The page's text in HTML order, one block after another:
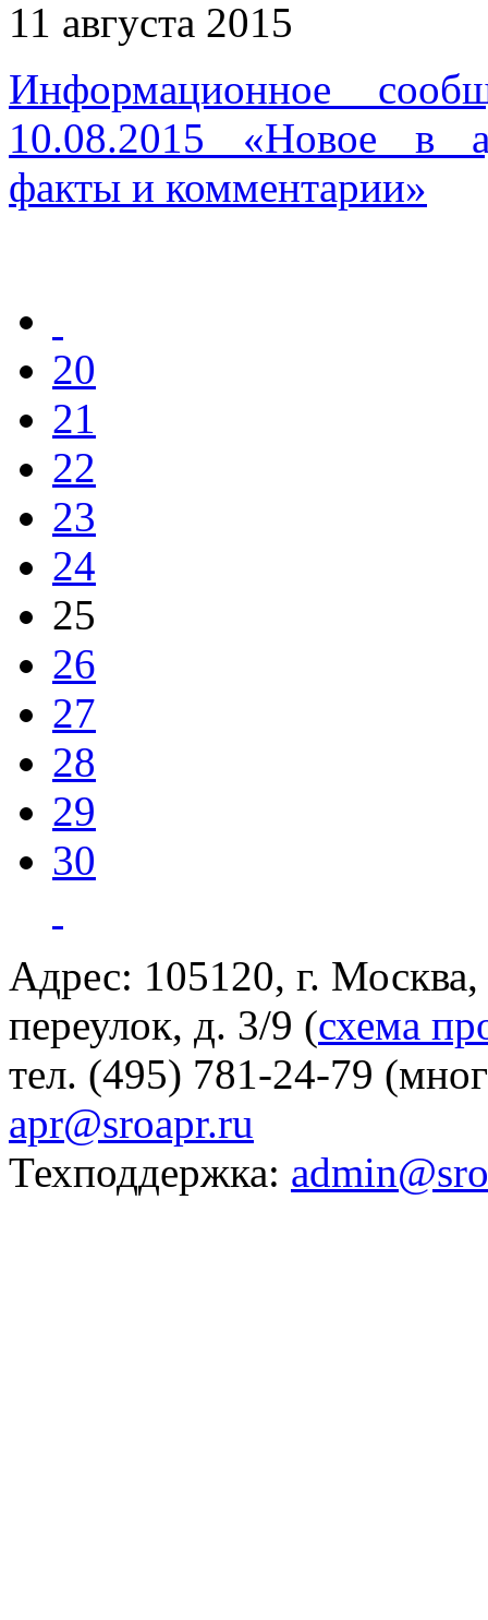
11 августа 2015
Информационное
10.08.2015 «Новое в
факты и комментарии»
20
21
22
23
24
25
26
27
28
29
30
Адрес: 105120, г.
переулок, д. 3/9 (схема
тел. (495) 781-24-79
apr@sroapr.ru
Техподдержка: